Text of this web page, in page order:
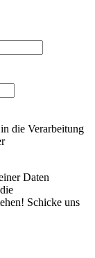
die Verarbeitung
Daten
Schicke uns